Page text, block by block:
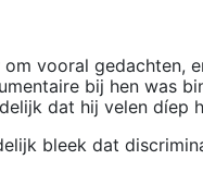
vooral gedachten,
bij hen was
dat hij velen díep
bleek dat